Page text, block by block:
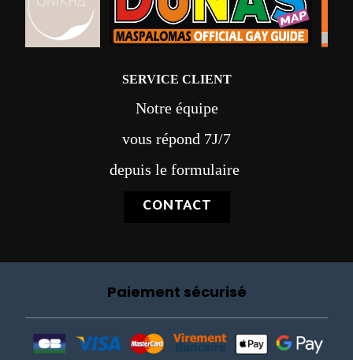
SERVICE CLIENT
Notre équipe
vous répond 7J/7
depuis le formulaire
CONTACT
Paiement sécurisé